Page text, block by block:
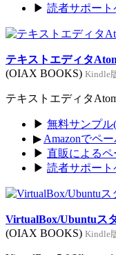
▶ 読者サポート
テキストエディタ
(OIAX BOOKS) Kindle
テキストエディタ
▶ 無料サンプル
▶ Amazonでペ
▶ 直販によるペ
▶ 読者サポート
VirtualBox/Ubuntuス
(OIAX BOOKS) Kindle